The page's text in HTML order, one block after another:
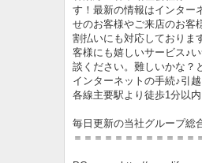
す！最新の情報はインター
せのお客様やご来店のお客
割払いにも対応しておりま
客様にも嬉しいサービス♪
談ください。難しいかな？
インターネットの手続♪引
各線主要駅より徒歩1分以
毎日更新の当社グループ総
＝＝＝＝＝＝＝＝＝＝＝＝